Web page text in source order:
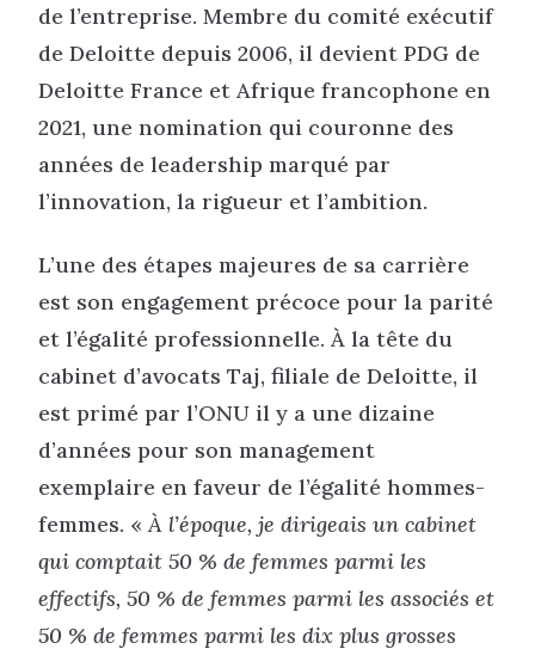
de l’entreprise. Membre du comité exécutif
de Deloitte depuis 2006, il devient PDG de
Deloitte France et Afrique francophone en
2021, une nomination qui couronne des
années de leadership marqué par
l’innovation, la rigueur et l’ambition.
L’une des étapes majeures de sa carrière
est son engagement précoce pour la parité
et l’égalité professionnelle. À la tête du
cabinet d’avocats Taj, filiale de Deloitte, il
est primé par l’ONU il y a une dizaine
d’années pour son management
exemplaire en faveur de l’égalité hommes-
femmes. «À l’époque, je dirigeais un cabinet
qui comptait 50 % de femmes parmi les
effectifs, 50 % de femmes parmi les associés et
50 % de femmes parmi les dix plus grosses